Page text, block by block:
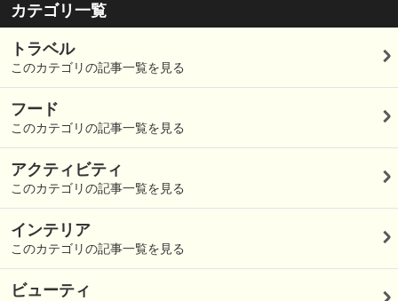
カテゴリ一覧
トラベル
このカテゴリの記事一覧を見る
フード
このカテゴリの記事一覧を見る
アクティビティ
このカテゴリの記事一覧を見る
インテリア
このカテゴリの記事一覧を見る
ビューティ